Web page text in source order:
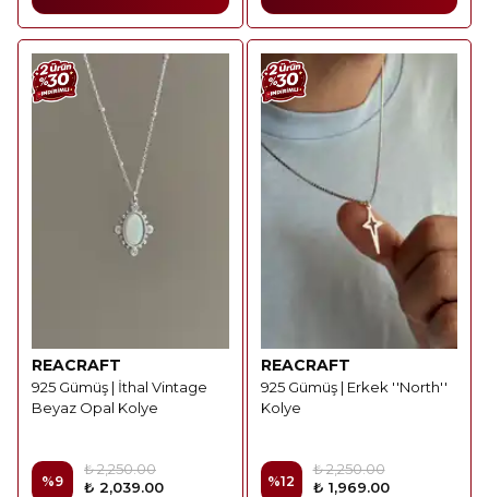
REACRAFT
925 Gümüş | İthal Vintage
Beyaz Opal Kolye
%9
₺ 2,250.00
₺ 2,039.00
REACRAFT
925 Gümüş | Erkek ''North''
Kolye
%12
₺ 2,250.00
₺ 1,969.00